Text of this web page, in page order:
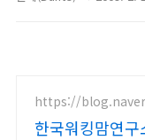
https://
한국워킹맘연